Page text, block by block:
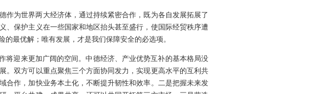
作为世界两大经济体，通过持续紧密合作，既为各自发展拓展了
、保护主义在一些国家和地区抬头甚至盛行，使国际经贸秩序遭
最优解；唯有发展，才是我们保障安全的必选项。
将迎来更加广阔的空间。中德经济、产业优势互补的基本格局没
。双方可以重点聚焦三个方面协同发力，实现更高水平的互利共
合作，加快业务本土化，不断提升韧性和效率。二是把握未来发